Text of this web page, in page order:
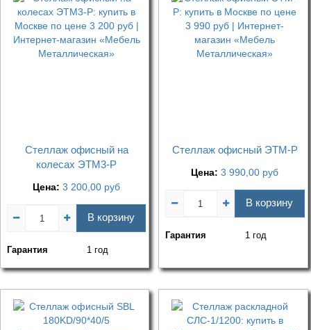
Стеллаж офисный на
колесах ЭТМ3-Р
Цена:3 200,00 руб
В корзину
Гарантия 1 год
Стеллаж офисный ЭТМ-Р
Цена:3 990,00 руб
В корзину
Гарантия 1 год